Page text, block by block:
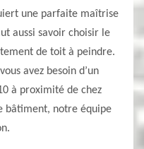
une parfaite maîtrise
aussi savoir choisir le
de toit à peindre.
avez besoin d’un
à proximité de chez
bâtiment, notre équipe